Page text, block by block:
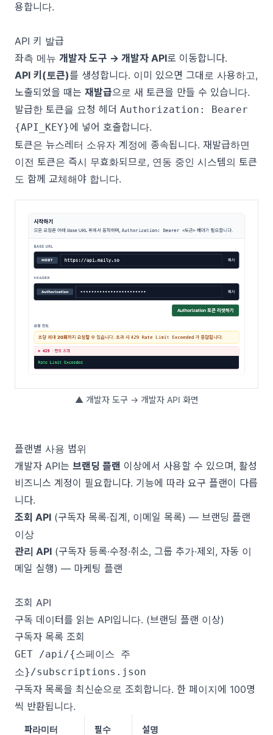
용합니다.
API 키 발급
좌측 메뉴 개발자 도구 → 개발자 API로 이동합니다.
API 키(토큰)를 생성합니다. 이미 있으면 그대로 사용하고,
노출되었을 때는 재발급으로 새 토큰을 만들 수 있습니다.
발급한 토큰을 요청 헤더 Authorization: Bearer
{API_KEY}에 넣어 호출합니다.
토큰은 뉴스레터 소유자 계정에 종속됩니다. 재발급하면
이전 토큰은 즉시 무효화되므로, 연동 중인 시스템의 토큰
도 함께 교체해야 합니다.
▲ 개발자 도구 → 개발자 API 화면
플랜별 사용 범위
개발자 API는 브랜딩 플랜 이상에서 사용할 수 있으며, 활성
비즈니스 계정이 필요합니다. 기능에 따라 요구 플랜이 다릅
니다.
조회 API (구독자 목록·집계, 이메일 목록) — 브랜딩 플랜
이상
관리 API (구독자 등록·수정·취소, 그룹 추가·제외, 자동 이
메일 실행) — 마케팅 플랜
조회 API
구독 데이터를 읽는 API입니다. (브랜딩 플랜 이상)
구독자 목록 조회
GET /api/{스페이스 주
소}/subscriptions.json
구독자 목록을 최신순으로 조회합니다. 한 페이지에 100명
씩 반환됩니다.
파라미터 필수 설명